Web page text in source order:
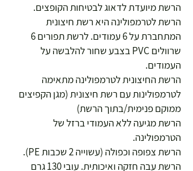
הרשת מיועדת לדאוג לבטיחות הקופצים.
הרשת לטרמפולינה היא רשת חיצונית
המתחברת על 6 עמודים. לרשת תפורים 6
שרוולים PVC בצבע שחור להלבשה על
העמודים.
הרשת החיצונית לטרמפולינה מתאימה
לטרמפולינות עם רשת חיצונית (מגן הקפיצים
ממוקם פנימית/בתוך הרשת)
הרשת מגיעה ללא העמודי ברזל של
הטרמפולינה.
הרשת צפופה וכפולה (עשוייה 2 שכבות PE).
הרשת עבה חזקה ואיכותית. עובי 130 גרם